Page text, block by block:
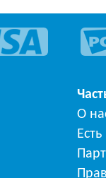
О